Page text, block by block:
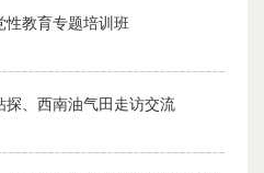
性教育专题培训班
探、西南油气田走访交流